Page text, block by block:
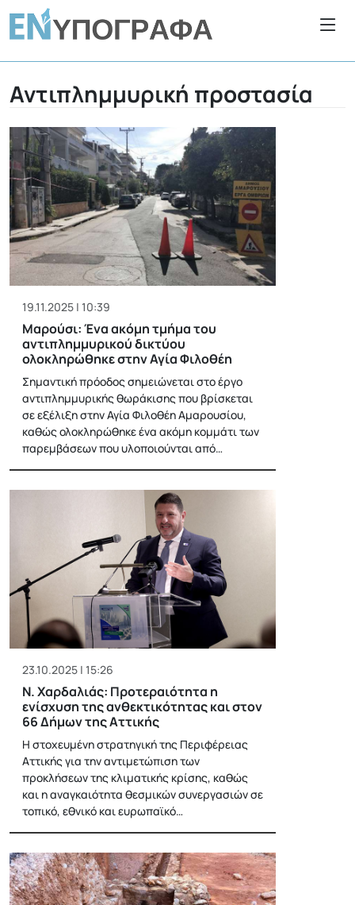
Αντιπλημμυρική προστασία
19.11.2025 | 10:39
Μαρούσι: Ένα ακόμη τμήμα του
αντιπλημμυρικού δικτύου
ολοκληρώθηκε στην Αγία Φιλοθέη
Σημαντική πρόοδος σημειώνεται στο έργο
αντιπλημμυρικής θωράκισης που βρίσκεται
σε εξέλιξη στην Αγία Φιλοθέη Αμαρουσίου,
καθώς ολοκληρώθηκε ένα ακόμη κομμάτι των
παρεμβάσεων που υλοποιούνται από…
23.10.2025 | 15:26
Ν. Χαρδαλιάς: Προτεραιότητα η
ενίσχυση της ανθεκτικότητας και στον
66 Δήμων της Αττικής
Η στοχευμένη στρατηγική της Περιφέρειας
Αττικής για την αντιμετώπιση των
προκλήσεων της κλιματικής κρίσης, καθώς
και η αναγκαιότητα θεσμικών συνεργασιών σε
τοπικό, εθνικό και ευρωπαϊκό…